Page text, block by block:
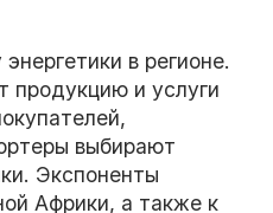
в регионе.
продукцию и услуги
выбирают
Экспоненты
Африки, а также к